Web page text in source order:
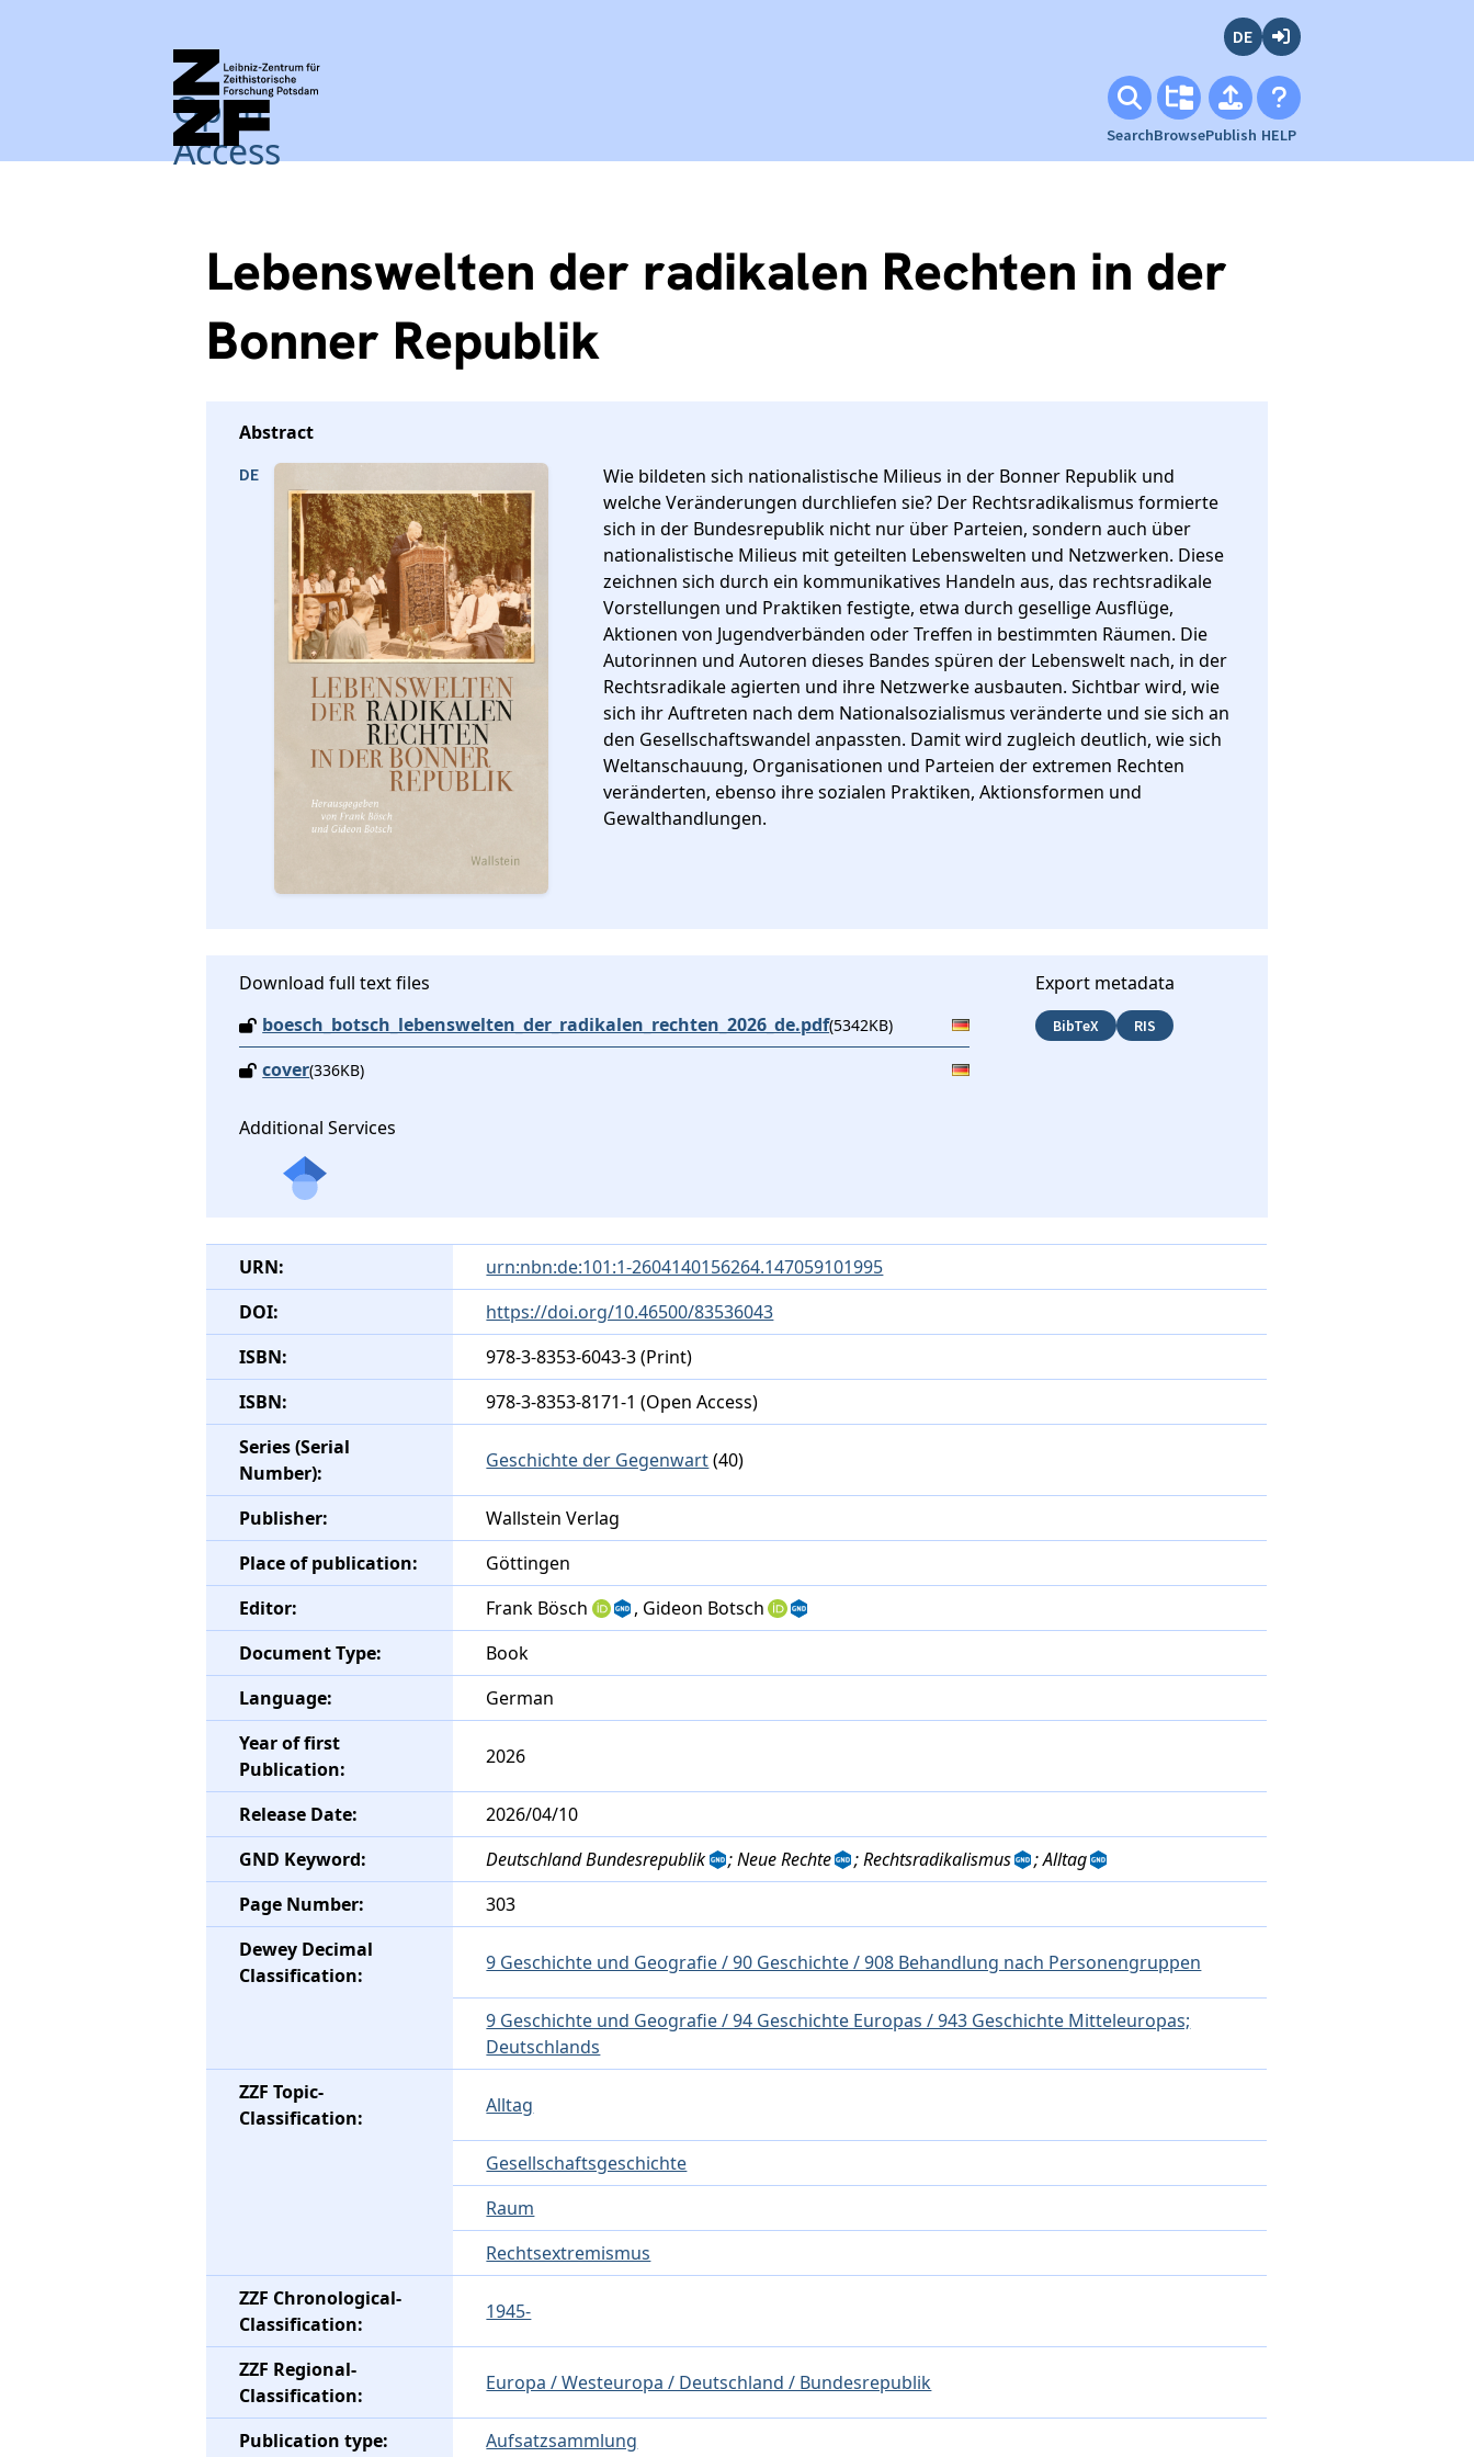
Open
Access
SearchBrowsePublish HELP
Lebenswelten der radikalen Rechten in der
Bonner Republik
Wie bildeten sich nationalistische Milieus in der Bonner Republik und
welche Veränderungen durchliefen sie? Der Rechtsradikalismus formierte
sich in der Bundesrepublik nicht nur über Parteien, sondern auch über
nationalistische Milieus mit geteilten Lebenswelten und Netzwerken. Diese
zeichnen sich durch ein kommunikatives Handeln aus, das rechtsradikale
Vorstellungen und Praktiken festigte, etwa durch gesellige Ausflüge,
Aktionen von Jugendverbänden oder Treffen in bestimmten Räumen. Die
Autorinnen und Autoren dieses Bandes spüren der Lebenswelt nach, in der
Rechtsradikale agierten und ihre Netzwerke ausbauten. Sichtbar wird, wie
sich ihr Auftreten nach dem Nationalsozialismus veränderte und sie sich an
den Gesellschaftswandel anpassten. Damit wird zugleich deutlich, wie sich
Weltanschauung, Organisationen und Parteien der extremen Rechten
veränderten, ebenso ihre sozialen Praktiken, Aktionsformen und
Gewalthandlungen.
Download full text files
boesch_botsch_lebenswelten_der_radikalen_rechten_2026_de.pdf(5342KB)
cover(336KB)
Export metadata
BibTeX RIS
Additional Services
URN:
urn:nbn:de:101:1-2604140156264.147059101995
DOI:
https://doi.org/10.46500/83536043
ISBN:
978-3-8353-6043-3 (Print)
ISBN:
978-3-8353-8171-1 (Open Access)
Series (Serial
Number):
Geschichte der Gegenwart(40)
Publisher:
Wallstein Verlag
Place of publication:
Göttingen
Editor:
Frank Bösch
, Gideon Botsch
Document Type:
Book
Language:
German
Year of first
Publication:
2026
Release Date:
2026/04/10
GND Keyword:
Deutschland Bundesrepublik ; Neue Rechte ; Rechtsradikalismus
; Alltag
Page Number:
303
Dewey Decimal
Classification:
9 Geschichte und Geografie / 90 Geschichte / 908 Behandlung nach Personengruppen
9 Geschichte und Geografie / 94 Geschichte Europas / 943 Geschichte Mitteleuropas;
Deutschlands
ZZF Topic-
Classification:
Alltag
Gesellschaftsgeschichte
Raum
Rechtsextremismus
ZZF Chronological-
Classification:
1945-
ZZF Regional-
Classification:
Europa / Westeuropa / Deutschland / Bundesrepublik
Publication type: Aufsatzsammlung